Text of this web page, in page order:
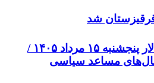
شد
پیش ‌بینی قیمت دلار پنجشنبه ۱۵ مرداد ۱۴۰۵ /
مساعد سیاسی